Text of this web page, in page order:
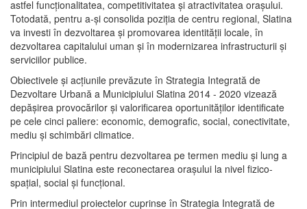
astfel funcţionalitatea, competitivitatea şi atractivitatea oraşului.
Totodată, pentru a-şi consolida poziţia de centru regional, Slatina
va investi în dezvoltarea şi promovarea identităţii locale, în
dezvoltarea capitalului uman şi în modernizarea infrastructurii şi
serviciilor publice.
Obiectivele şi acţiunile prevăzute în Strategia Integrată de
Dezvoltare Urbană a Municipiului Slatina 2014 - 2020 vizează
depășirea provocărilor şi valorificarea oportunităţilor identificate
pe cele cinci paliere: economic, demografic, social, conectivitate,
mediu şi schimbări climatice.
Principiul de bază pentru dezvoltarea pe termen mediu şi lung a
municipiului Slatina este reconectarea oraşului la nivel fizico-
spaţial, social şi funcţional.
Prin intermediul proiectelor cuprinse în Strategia Integrată de